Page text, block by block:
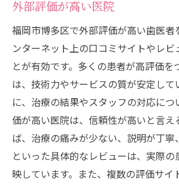
外部評価が高い医院
福岡市博多区で外部評価が高い歯医者
ンターネット上の口コミサイトやレビ
とが有効です。多くの患者が高評価を
は、技術力やサービスの質が安定して
に、治療の結果やスタッフの対応に
価が高い医院は、信頼性が高いと言え
ば、治療の痛みが少ない、説明が丁寧
といった具体的なレビューは、実際
映しています。また、複数の評価サイ